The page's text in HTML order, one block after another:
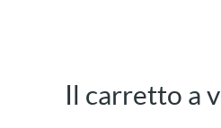
Il carretto a